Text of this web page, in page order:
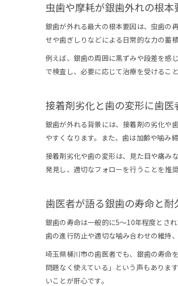
虫歯や摩耗が銀歯外れの根本
銀歯が外れる最大の根本要因は、虫歯の
せや歯ぎしりなどによる日常的な力の蓄
例えば、銀歯の周囲に黒ずみや段差を感
で検査し、必要に応じて治療を受けるこ
接着剤劣化と歯の変形に歯医
銀歯が外れる背景には、接着剤の劣化や
やすくなります。また、歯は加齢や噛み
接着剤劣化や歯の変形は、見た目や痛み
発見し、適切なフォローを行うことを推
歯医者が語る銀歯の寿命と耐
銀歯の寿命は一般的に5～10年程度とさ
歯の進行防止や適切な噛み合わせの維持
埼玉県桶川市の歯医者でも、銀歯の寿命
問題なく使えている」という声もありま
いことが肝心です。